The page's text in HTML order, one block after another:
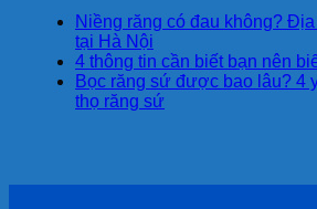
Niềng răng có đau không?
tại Hà Nội
4 thông tin cần biết bạn nên
Bọc răng sứ được bao lâu? 4
thọ răng sứ